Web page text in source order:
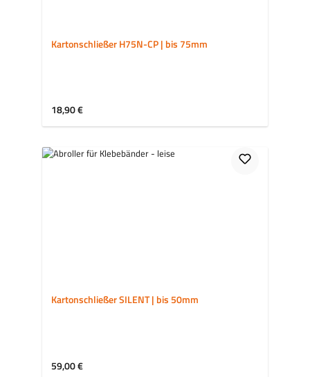
Kartonschließer H75N-CP | bis 75mm
Regulärer Preis:
18,90 €
Kartonschließer SILENT | bis 50mm
Regulärer Preis:
59,00 €